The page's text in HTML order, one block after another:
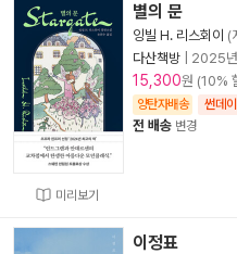
미리보기
별의 문
잉빌 H. 리스회이 (
다산책방
2025
15,300원 (10%
양탄자배송 썬데
전 배송 변경
이정표